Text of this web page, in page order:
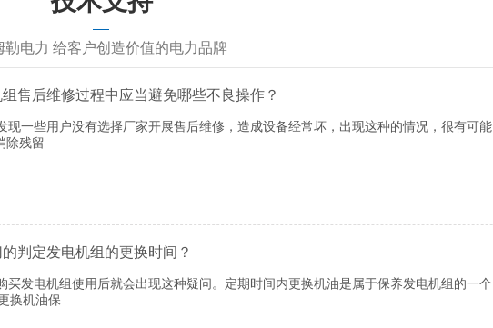
勒电力 给客户创造价值的电力品牌
售后维修过程中应当避免哪些不良操作？
一些用户没有选择厂家开展售后维修，造成设备经常坏，出现这种的情况，很有可能
除残留
判定发电机组的更换时间？
发电机组使用后就会出现这种疑问。定期时间内更换机油是属于保养发电机组的一个
换机油保